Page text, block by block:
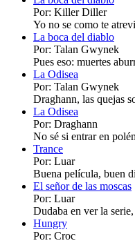
Por: Killer Diller
Yo no se como te
La boca del diablo
Por: Talan Gwynek
Pues eso: muertes
La Odisea
Por: Talan Gwynek
Draghann, las quejas
La Odisea
Por: Draghann
No sé si entrar en
Trance
Por: Luar
Buena película, buen
El señor de las moscas
Por: Luar
Dudaba en ver la
Hungry
Por: Croc